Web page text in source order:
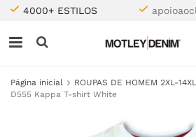
4000+ ESTILOS
Página inicial ROUPAS DE HOMEM 2XL-14XL
D555 Kappa T-shirt White